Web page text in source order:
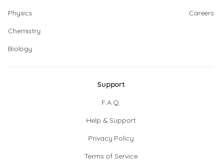
Physics
Chemistry
Biology
Careers
Support
F.A.Q.
Help & Support
Privacy Policy
Terms of Service